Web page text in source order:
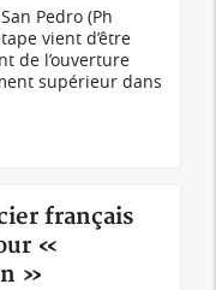
Pedro (Ph
vient d’être
de l’ouverture
supérieur dans
français
«
»